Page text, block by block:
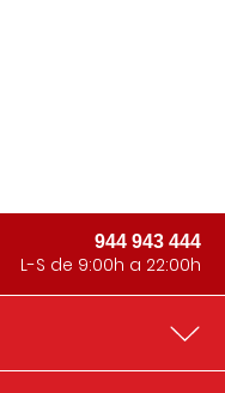
944 943 444
L-S de 9:00h a 22:00h